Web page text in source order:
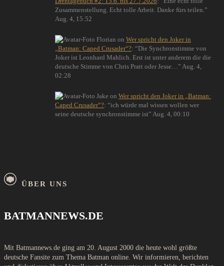
Zusammenstellung. Echt tolle Arbeit. Danke fürs teilen. ”
Aug. 4, 15:52
Florian on Wer spricht den Joker in
„Batman: Caped Crusader“?: “Die Synchronstimme von
Joker ist Leonhard Mahlich. Erst ist unter anderem die die
deutsche Stimme von Chris Pratt oder Jesse… ” Aug. 4,
02:28
Jake on Wer spricht den Joker in „Batman:
Caped Crusader“?: “ich würde mal wissen wollen wer
seine deutsche synchronstimme ist” Aug. 4, 00:10
ÜBER UNS
BATMANNEWS.DE
Mit Batmannews.de ging am 20. August 2000 die heute wohl größte
deutsche Fansite zum Thema Batman online. Wir informieren, berichten